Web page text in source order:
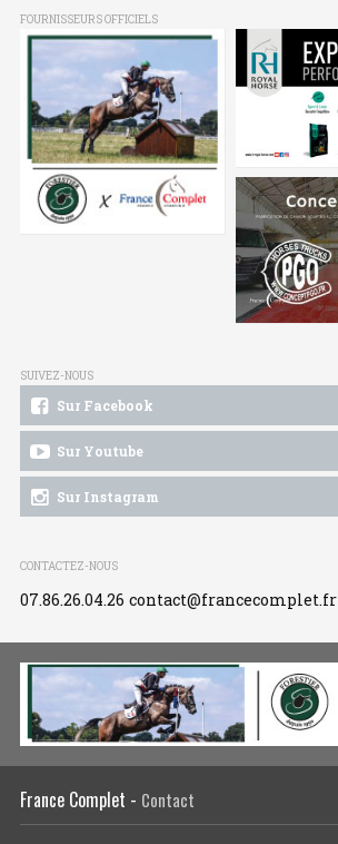
FOURNISSEURS OFFICIELS
SUIVEZ-NOUS
Sur Facebook
Sur Youtube
Sur Instagram
CONTACTEZ-NOUS
07.86.26.04.26 contact@francecomplet.fr
France Complet - Contact